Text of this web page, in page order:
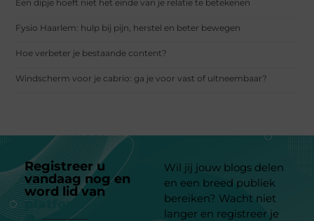
Een dipje hoeft niet het einde van je relatie te betekenen
Fysio Haarlem: hulp bij pijn, herstel en beter bewegen
Hoe verbeter je bestaande content?
Windscherm voor je cabrio: ga je voor vast of uitneembaar?
Registreer u
vandaag nog en
word lid van
platform
Wil jij jouw blogs delen
en een breed publiek
bereiken? Wacht niet
langer en registreer je